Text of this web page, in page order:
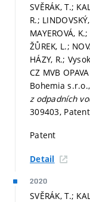
SVĚRÁK, T.;
R.;
MAYEROVÁ,
ŽŮREK, L.;
HÁZY, R.;
CZ MVB
Bohemia
z odpadních
309403,
Patent
Detail
2020
SVĚRÁK, T.;